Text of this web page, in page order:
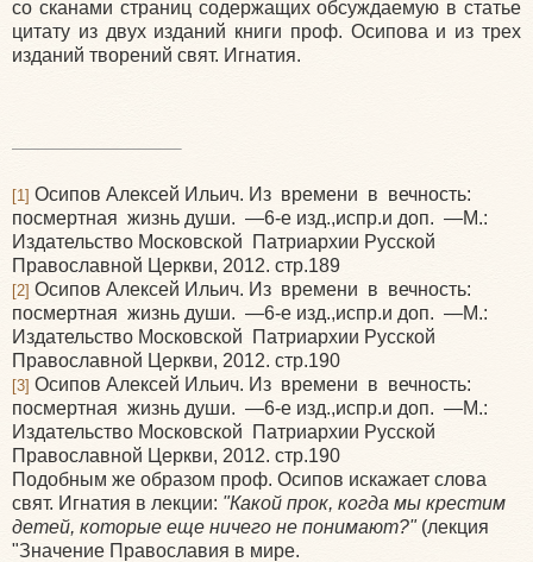
со сканами страниц содержащих обсуждаемую в статье
цитату из двух изданий книги проф. Осипова и из трех
изданий творений свят. Игнатия.
[1] Осипов Алексей Ильич. Из времени в вечность:
посмертная жизнь души. —6-е изд.,испр.и доп. —М.:
Издательство Московской Патриархии Русской
Православной Церкви, 2012. стр.189
[2] Осипов Алексей Ильич. Из времени в вечность:
посмертная жизнь души. —6-е изд.,испр.и доп. —М.:
Издательство Московской Патриархии Русской
Православной Церкви, 2012. стр.190
[3] Осипов Алексей Ильич. Из времени в вечность:
посмертная жизнь души. —6-е изд.,испр.и доп. —М.:
Издательство Московской Патриархии Русской
Православной Церкви, 2012. стр.190
Подобным же образом проф. Осипов искажает слова
свят. Игнатия в лекции: "Какой прок, когда мы крестим
детей, которые еще ничего не понимают?" (лекция
"Значение Православия в мире.